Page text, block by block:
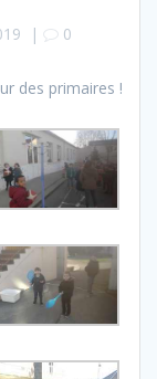
| 0
des primaires !